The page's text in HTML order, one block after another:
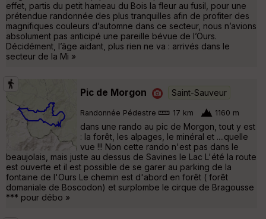
effet, partis du petit hameau du Bois la fleur au fusil, pour une
prétendue randonnée des plus tranquilles afin de profiter des
magnifiques couleurs d’automne dans ce secteur, nous n’avions
absolument pas anticipé une pareille bévue de l’Ours.
Décidément, l’âge aidant, plus rien ne va : arrivés dans le
secteur de la Mi »
Pic de Morgon Saint-Sauveur
Randonnée Pédestre 17 km 1160 m
dans une rando au pic de Morgon, tout y est
: la forêt, les alpages, le minéral et ....quelle
vue !!! Non cette rando n'est pas dans le
beaujolais, mais juste au dessus de Savines le Lac L'été la route
est ouverte et il est possible de se garer au parking de la
fontaine de l'Ours Le chemin est d'abord en forêt ( forêt
domaniale de Boscodon) et surplombe le cirque de Bragousse
*** pour débo »